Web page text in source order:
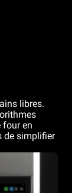
libres.
four en
de simplifier